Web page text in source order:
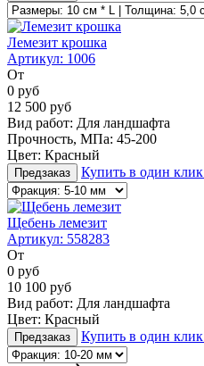
Лемезит крошка
Артикул: 1006
От
0 руб
12 500 руб
Вид работ: Для ландшафта
Прочность, МПа: 45-200
Цвет: Красный
Предзаказ Купить в один клик
Щебень лемезит
Артикул: 558283
От
0 руб
10 100 руб
Вид работ: Для ландшафта
Цвет: Красный
Предзаказ Купить в один клик